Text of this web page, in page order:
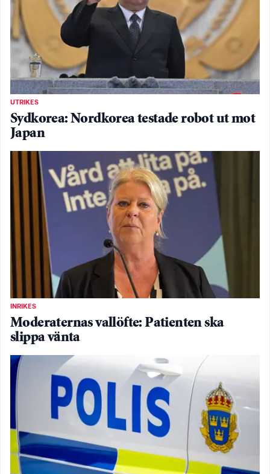
UTRIKES
Sydkorea: Nordkorea testade robot ut mot
Japan
INRIKES
Moderaternas vallöfte: Patienten ska
slippa vänta